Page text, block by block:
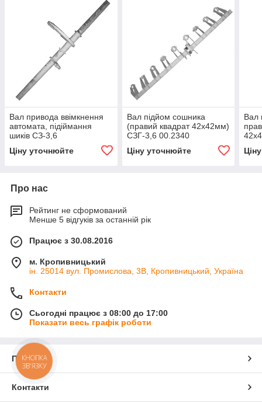
Вал привода ввімкнення
автомата, підіймання
шиків СЗ-3,6
Ціну уточнюйте
Вал підйом сошника
(правий квадрат 42х42мм)
СЗГ-3,6 00.2340
Ціну уточнюйте
Вал
Про нас
Рейтинг не сформований
Менше 5 відгуків за останній рік
Працює з 30.08.2016
м. Кропивницький
ін. 25014 вул. Промислова, 3В, Кропивницький, Україна
Контакти
Сьогодні працює з 08:00 до 17:00
Показати весь графік роботи
Про нас
Контакти
КНОПКА
ЗВ'ЯЗКУ